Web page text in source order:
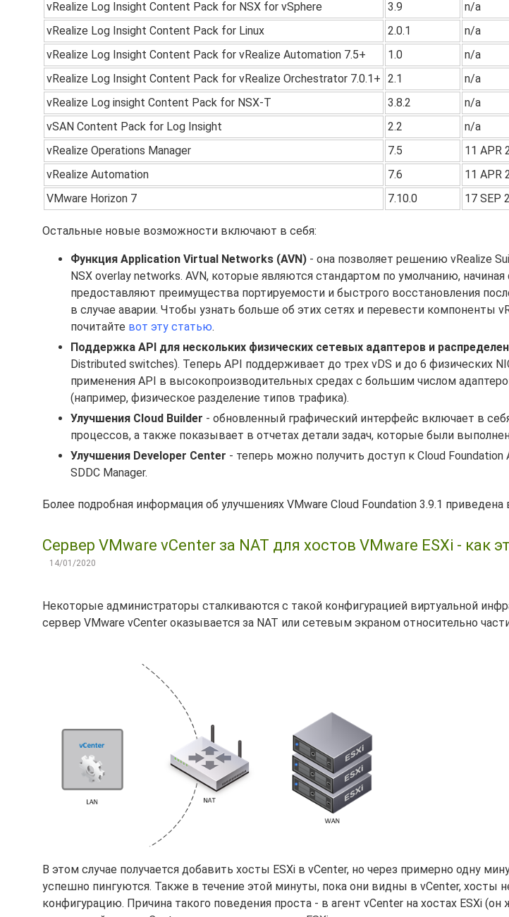
vRealize Log Insight Content Pack for NSX for vSphere
3.9 n/a
vRealize Log Insight Content Pack for Linux
2.0.1 n/a
vRealize Log Insight Content Pack for vRealize Automation 7.5+
1.0 n/a
vRealize Log Insight Content Pack for vRealize Orchestrator 7.0.1+ 2.1 n/a
vRealize Log insight Content Pack for NSX-T
3.8.2 n/a
vSAN Content Pack for Log Insight
2.2 n/a
vRealize Operations Manager
7.5 11 APR
vRealize Automation
7.6 11 APR
VMware Horizon 7
7.10.0 17 SEP
Остальные новые возможности включают в себя:
Функция Application Virtual Networks (AVN) - она позволяет решению vRealize
NSX overlay networks. AVN, которые являются стандартом по умолчанию, начиная
предоставляют преимущества портируемости и быстрого восстановления
в случае аварии. Чтобы узнать больше об этих сетях и перевести компоненты
почитайте вот эту статью.
Поддержка API для нескольких физических сетевых адаптеров и
Distributed switches). Теперь API поддерживает до трех vDS и до 6 физических
применения API в высокопроизводительных средах с большим числом
(например, физическое разделение типов трафика).
Улучшения Cloud Builder - обновленный графический интерфейс включает в
процессов, а также показывает в отчетах детали задач, которые были
Улучшения Developer Center - теперь можно получить доступ к Cloud
SDDC Manager.
Более подробная информация об улучшениях VMware Cloud Foundation 3.9.1 приведена
Сервер VMware vCenter за NAT для хостов VMware ESXi - как
14/01/2020
Некоторые администраторы сталкиваются с такой конфигурацией виртуальной
сервер VMware vCenter оказывается за NAT или сетевым экраном относительно
В этом случае получается добавить хосты ESXi в vCenter, но через примерно одну
успешно пингуются. Также в течение этой минуты, пока они видны в vCenter, хосты
конфигурацию. Причина такого поведения проста - в агент vCenter на хостах ESXi